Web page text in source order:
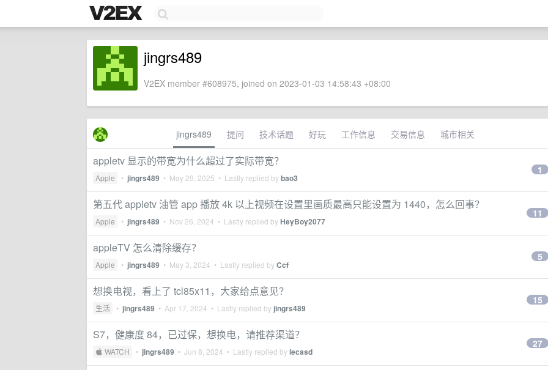
jingrs489
V2EX member #608975, joined on 2023-01-03 14:58:43 +08:00
jingrs489 提问 技术话题 好玩 工作信息 交易信息 城市相关
appletv 显示的带宽为什么超过了实际带宽？
Apple • jingrs489 • May 29, 2025 • Lastly replied bybao3
1
第五代 appletv 油管 app 播放 4k 以上视频在设置里画质最高只能设置为 1440，怎么回事？
Apple • jingrs489 • Nov 26, 2024 • Lastly replied byHeyBoy2077
11
appleTV 怎么清除缓存？
Apple • jingrs489 • May 3, 2024 • Lastly replied byCcf
5
想换电视，看上了 tcl85x11，大家给点意见？
生活 • jingrs489 • Apr 17, 2024 • Lastly replied by jingrs489
15
S7，健康度 84，已过保，想换电，请推荐渠道？
 WATCH • jingrs489 • Jun 8, 2024 • Lastly replied bylecasd
27